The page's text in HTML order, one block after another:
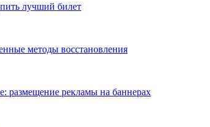
лучший билет
методы восстановления
размещение рекламы на баннерах